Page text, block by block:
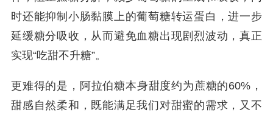
时还能抑制小肠黏膜上的葡萄糖转运蛋白，进一步
延缓糖分吸收，从而避免血糖出现剧烈波动，真正
实现“吃甜不升糖”。
更难得的是，阿拉伯糖本身甜度约为蔗糖的60%，
甜感自然柔和，既能满足我们对甜蜜的需求，又不